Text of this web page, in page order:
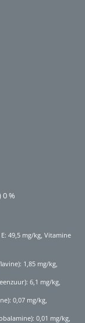
%
49,5 mg/kg, Vitamine
1,85 mg/kg,
6,1 mg/kg,
0,07 mg/kg,
0,01 mg/kg,